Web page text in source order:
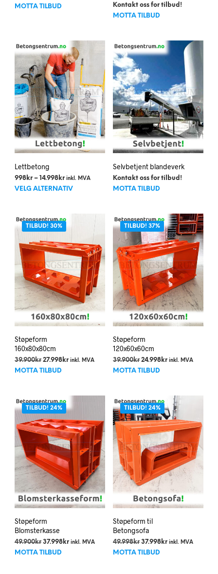
MOTTA TILBUD
Kontakt oss for tilbud!
MOTTA TILBUD
Lettbetong
998 kr – 14.998 krPrisområde:
998kr
inkl. MVA
VELG ALTERNATIV
Dette
flere
varianter.
Alternativene
kan
velges
produktsiden
Selvbetjent blandeverk
Kontakt oss for tilbud!
MOTTA TILBUD
TILBUD! 30%
Støpeform
160x80x80cm
39.900kr Opprinnelig
pris
27.998 krNåværende
inkl. MVA
MOTTA TILBUD
TILBUD! 37%
Støpeform
120x60x60cm
39.900kr Opprinnelig
pris
24.998krNåværende
inkl. MVA
MOTTA TILBUD
TILBUD! 24%
Støpeform
Blomsterkasse
49.900kr Opprinnelig
pris
37.998 krNåværende
inkl. MVA
MOTTA TILBUD
TILBUD! 24%
Støpeform til
Betongsofa
49.998kr Opprinnelig
pris
37.998krNåværende
inkl. MVA
MOTTA TILBUD